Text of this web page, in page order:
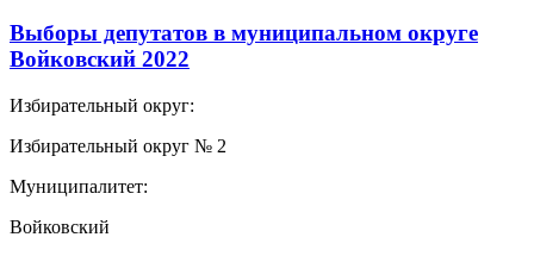
Выборы депутатов в муниципальном округе
Войковский 2022
Избирательный округ:
Избирательный округ № 2
Муниципалитет:
Войковский